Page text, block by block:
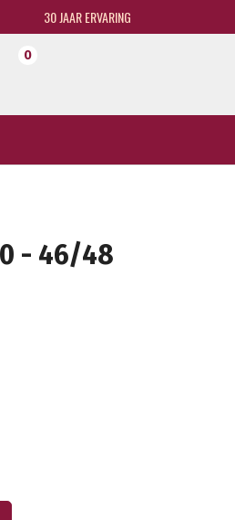
30 JAAR ERVARING
0
- 46/48